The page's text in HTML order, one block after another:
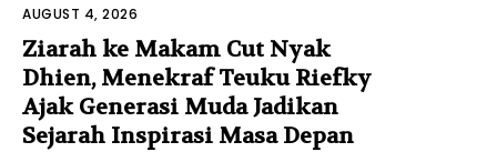
AUGUST 4, 2026
Ziarah ke Makam Cut Nyak
Dhien, Menekraf Teuku Riefky
Ajak Generasi Muda Jadikan
Sejarah Inspirasi Masa Depan